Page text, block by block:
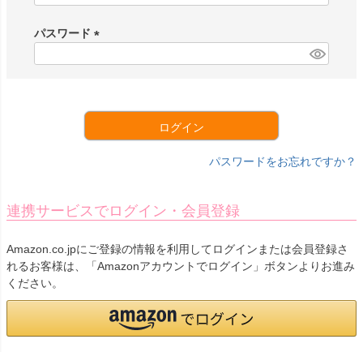
)
パスワード
ログイン
パスワードをお忘れですか？
連携サービスでログイン・会員登録
Amazon.co.jpにご登録の情報を利用してログインまたは会員登録さ
れるお客様は、「Amazonアカウントでログイン」ボタンよりお進み
ください。